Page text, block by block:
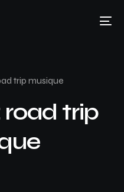
trip musique
road trip